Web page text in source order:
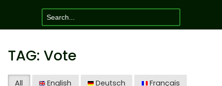
TAG: Vote
All English Deutsch Français